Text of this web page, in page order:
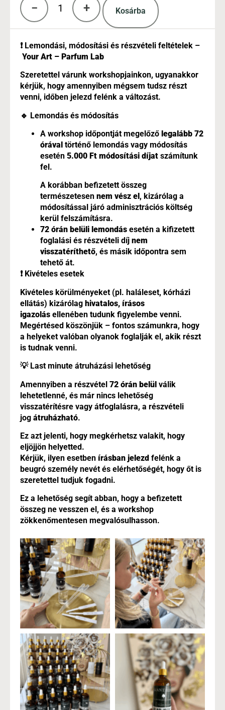
− + Kosárba
❗ Lemondási, módosítási és részvételi feltételek –
Your Art – Parfum Lab
Szeretettel várunk workshopjainkon, ugyanakkor
kérjük, hogy amennyiben mégsem tudsz részt
venni, időben jelezd felénk a változást.
🔹 Lemondás és módosítás
A workshop időpontját megelőző legalább 72
órával történő lemondás vagy módosítás
esetén 5.000 Ft módosítási díjat számítunk
fel.
A korábban befizetett összeg
természetesen nem vész el , kizárólag a
módosítással járó adminisztrációs költség
kerül felszámításra.
72 órán belüli lemondás esetén a kifizetett
foglalási és részvételi díj nem
visszatéríthető, és másik időpontra sem
tehető át.
❗ Kivételes esetek
Kivételes körülményeket (pl. haláleset, kórházi
ellátás) kizárólag hivatalos, írásos
igazolás ellenében tudunk figyelembe venni.
Megértésed köszönjük – fontos számunkra, hogy
a helyeket valóban olyanok foglalják el, akik részt
is tudnak venni.
💡 Last minute átruházási lehetőség
Amennyiben a részvétel 72 órán belül válik
lehetetlenné, és már nincs lehetőség
visszatérítésre vagy átfoglalásra, a részvételi
jog átruházható.
Ez azt jelenti, hogy megkérhetsz valakit, hogy
eljöjjön helyetted.
Kérjük, ilyen esetben írásban jelezd felénk a
beugró személy nevét és elérhetőségét, hogy őt is
szeretettel tudjuk fogadni.
Ez a lehetőség segít abban, hogy a befizetett
összeg ne vesszen el, és a workshop
zökkenőmentesen megvalósulhasson.